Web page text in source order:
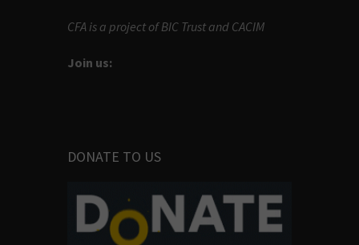
CFA is a project of BIC Trust and CACIM
Join us:
DONATE TO US